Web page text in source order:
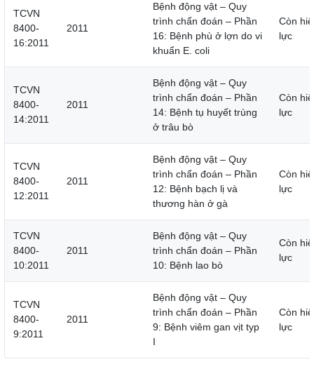
TCVN
8400-
16:2011
2011
Bệnh động vật – Quy
trình chẩn đoán – Phần
16: Bệnh phù ở lợn do vi
khuẩn E. coli
Còn
lực
TCVN
8400-
14:2011
2011
Bệnh động vật – Quy
trình chẩn đoán – Phần
14: Bệnh tụ huyết trùng
ở trâu bò
Còn
lực
TCVN
8400-
12:2011
2011
Bệnh động vật – Quy
trình chẩn đoán – Phần
12: Bệnh bạch lị và
thương hàn ở gà
Còn
lực
TCVN
8400-
10:2011
2011
Bệnh động vật – Quy
trình chẩn đoán – Phần
10: Bệnh lao bò
Còn
lực
TCVN
8400-
9:2011
2011
Bệnh động vật – Quy
trình chẩn đoán – Phần
9: Bệnh viêm gan vịt typ
I
Còn
lực